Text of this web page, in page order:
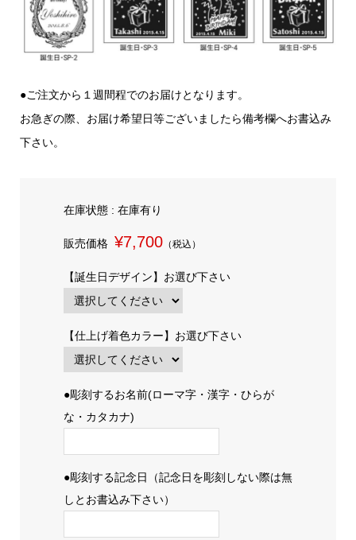
●ご注文から１週間程でのお届けとなります。
お急ぎの際、お届け希望日等ございましたら備考欄へお書込み
下さい。
在庫状態 : 在庫有り
販売価格 ¥7,700（税込）
【誕生日デザイン】お選び下さい
【仕上げ着色カラー】お選び下さい
●彫刻するお名前(ローマ字・漢字・ひらが
な・カタカナ)
●彫刻する記念日（記念日を彫刻しない際は無
しとお書込み下さい）